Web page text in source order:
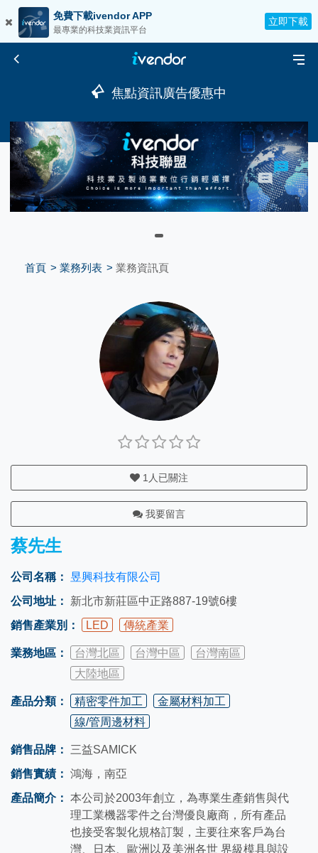
免費下載ivendor APP
最專業的科技業資訊平台
立即下載
焦點資訊廣告優惠中
首頁 業務列表 業務資訊頁
1 人已關注
我要留言
蔡先生
公司名稱：
昱興科技有限公司
公司地址：
新北市新莊區中正路887-19號6樓
銷售產業別：
LED 傳統產業
業務地區： 台灣北區 台灣中區
台灣南區
大陸地區
產品分類： 精密零件加工
金屬材料加工
線/管周邊材料
銷售品牌：
三益SAMICK
銷售實績： 鴻海，南亞
產品簡介： 本公司於2003年創立，為專業生產銷售與代
理工業機器零件之台灣優良廠商，所有產品
也接受客製化規格訂製，主要往來客戶為台
灣、日本、歐洲以及美洲各世 界級模具與設